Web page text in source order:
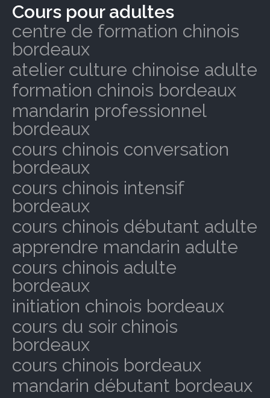
Cours pour adultes
centre de formation chinois
bordeaux
atelier culture chinoise adulte
formation chinois bordeaux
mandarin professionnel
bordeaux
cours chinois conversation
bordeaux
cours chinois intensif
bordeaux
cours chinois débutant adulte
apprendre mandarin adulte
cours chinois adulte
bordeaux
initiation chinois bordeaux
cours du soir chinois
bordeaux
cours chinois bordeaux
mandarin débutant bordeaux